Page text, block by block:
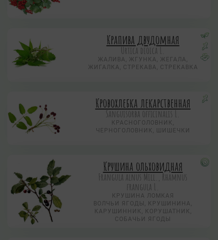
Крапива двудомная
Urtica dioica L.
ЖАЛИВА, ЖГУНКА, ЖЕГАЛА,
ЖИГАЛКА, СТРЕКАВА, СТРЕКАВКА
Кровохлебка лекарственная
Sanguisorba officinalis L.
КРАСНОГОЛОВНИК,
ЧЕРНОГОЛОВНИК, ШИШЕЧКИ
Крушина ольховидная
Frangula alnus Mill., Rhamnus
frangula L.
КРУШИНА ЛОМКАЯ
ВОЛЧЬИ ЯГОДЫ, КРУШИНИНА,
КАРУШИННИК, КОРУШАТНИК,
СОБАЧЬИ ЯГОДЫ